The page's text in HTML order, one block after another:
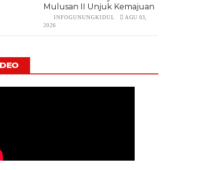
Mulusan II Unjuk Kemajuan
INFOGUNUNGKIDUL
AGU 03,
2026